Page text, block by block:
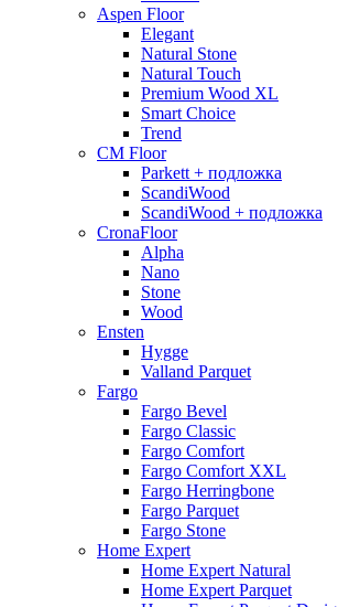
Aspen Floor
Elegant
Natural Stone
Natural Touch
Premium Wood XL
Smart Choice
Trend
CM Floor
Parkett + подложка
ScandiWood
ScandiWood + подложка
CronaFloor
Alpha
Nano
Stone
Wood
Ensten
Hygge
Valland Parquet
Fargo
Fargo Bevel
Fargo Classic
Fargo Comfort
Fargo Comfort XXL
Fargo Herringbone
Fargo Parquet
Fargo Stone
Home Expert
Home Expert Natural
Home Expert Parquet